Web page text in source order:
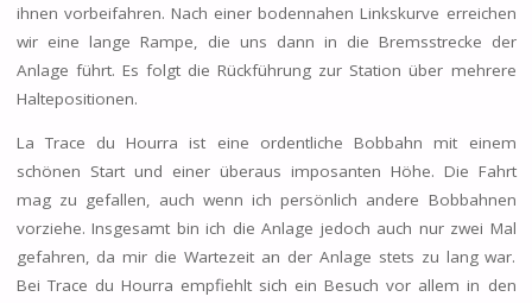
ihnen vorbeifahren. Nach einer bodennahen Linkskurve erreichen
wir eine lange Rampe, die uns dann in die Bremsstrecke der
Anlage führt. Es folgt die Rückführung zur Station über mehrere
Haltepositionen.
La Trace du Hourra ist eine ordentliche Bobbahn mit einem
schönen Start und einer überaus imposanten Höhe. Die Fahrt
mag zu gefallen, auch wenn ich persönlich andere Bobbahnen
vorziehe. Insgesamt bin ich die Anlage jedoch auch nur zwei Mal
gefahren, da mir die Wartezeit an der Anlage stets zu lang war.
Bei Trace du Hourra empfiehlt sich ein Besuch vor allem in den